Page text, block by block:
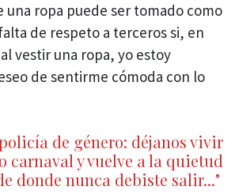
una ropa puede ser tomado como
de respeto a terceros si, en
vestir una ropa, yo estoy
de sentirme cómoda con lo
de género: déjanos vivir
carnaval y vuelve a la quietud
donde nunca debiste salir..."